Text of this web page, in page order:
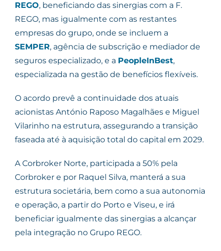
REGO, beneficiando das sinergias com a F.
REGO, mas igualmente com as restantes
empresas do grupo, onde se incluem a
SEMPER, agência de subscrição e mediador de
seguros especializado, e a PeopleInBest,
especializada na gestão de benefícios flexíveis.
O acordo prevê a continuidade dos atuais
acionistas António Raposo Magalhães e Miguel
Vilarinho na estrutura, assegurando a transição
faseada até à aquisição total do capital em 2029.
A Corbroker Norte, participada a 50% pela
Corbroker e por Raquel Silva, manterá a sua
estrutura societária, bem como a sua autonomia
e operação, a partir do Porto e Viseu, e irá
beneficiar igualmente das sinergias a alcançar
pela integração no Grupo REGO.